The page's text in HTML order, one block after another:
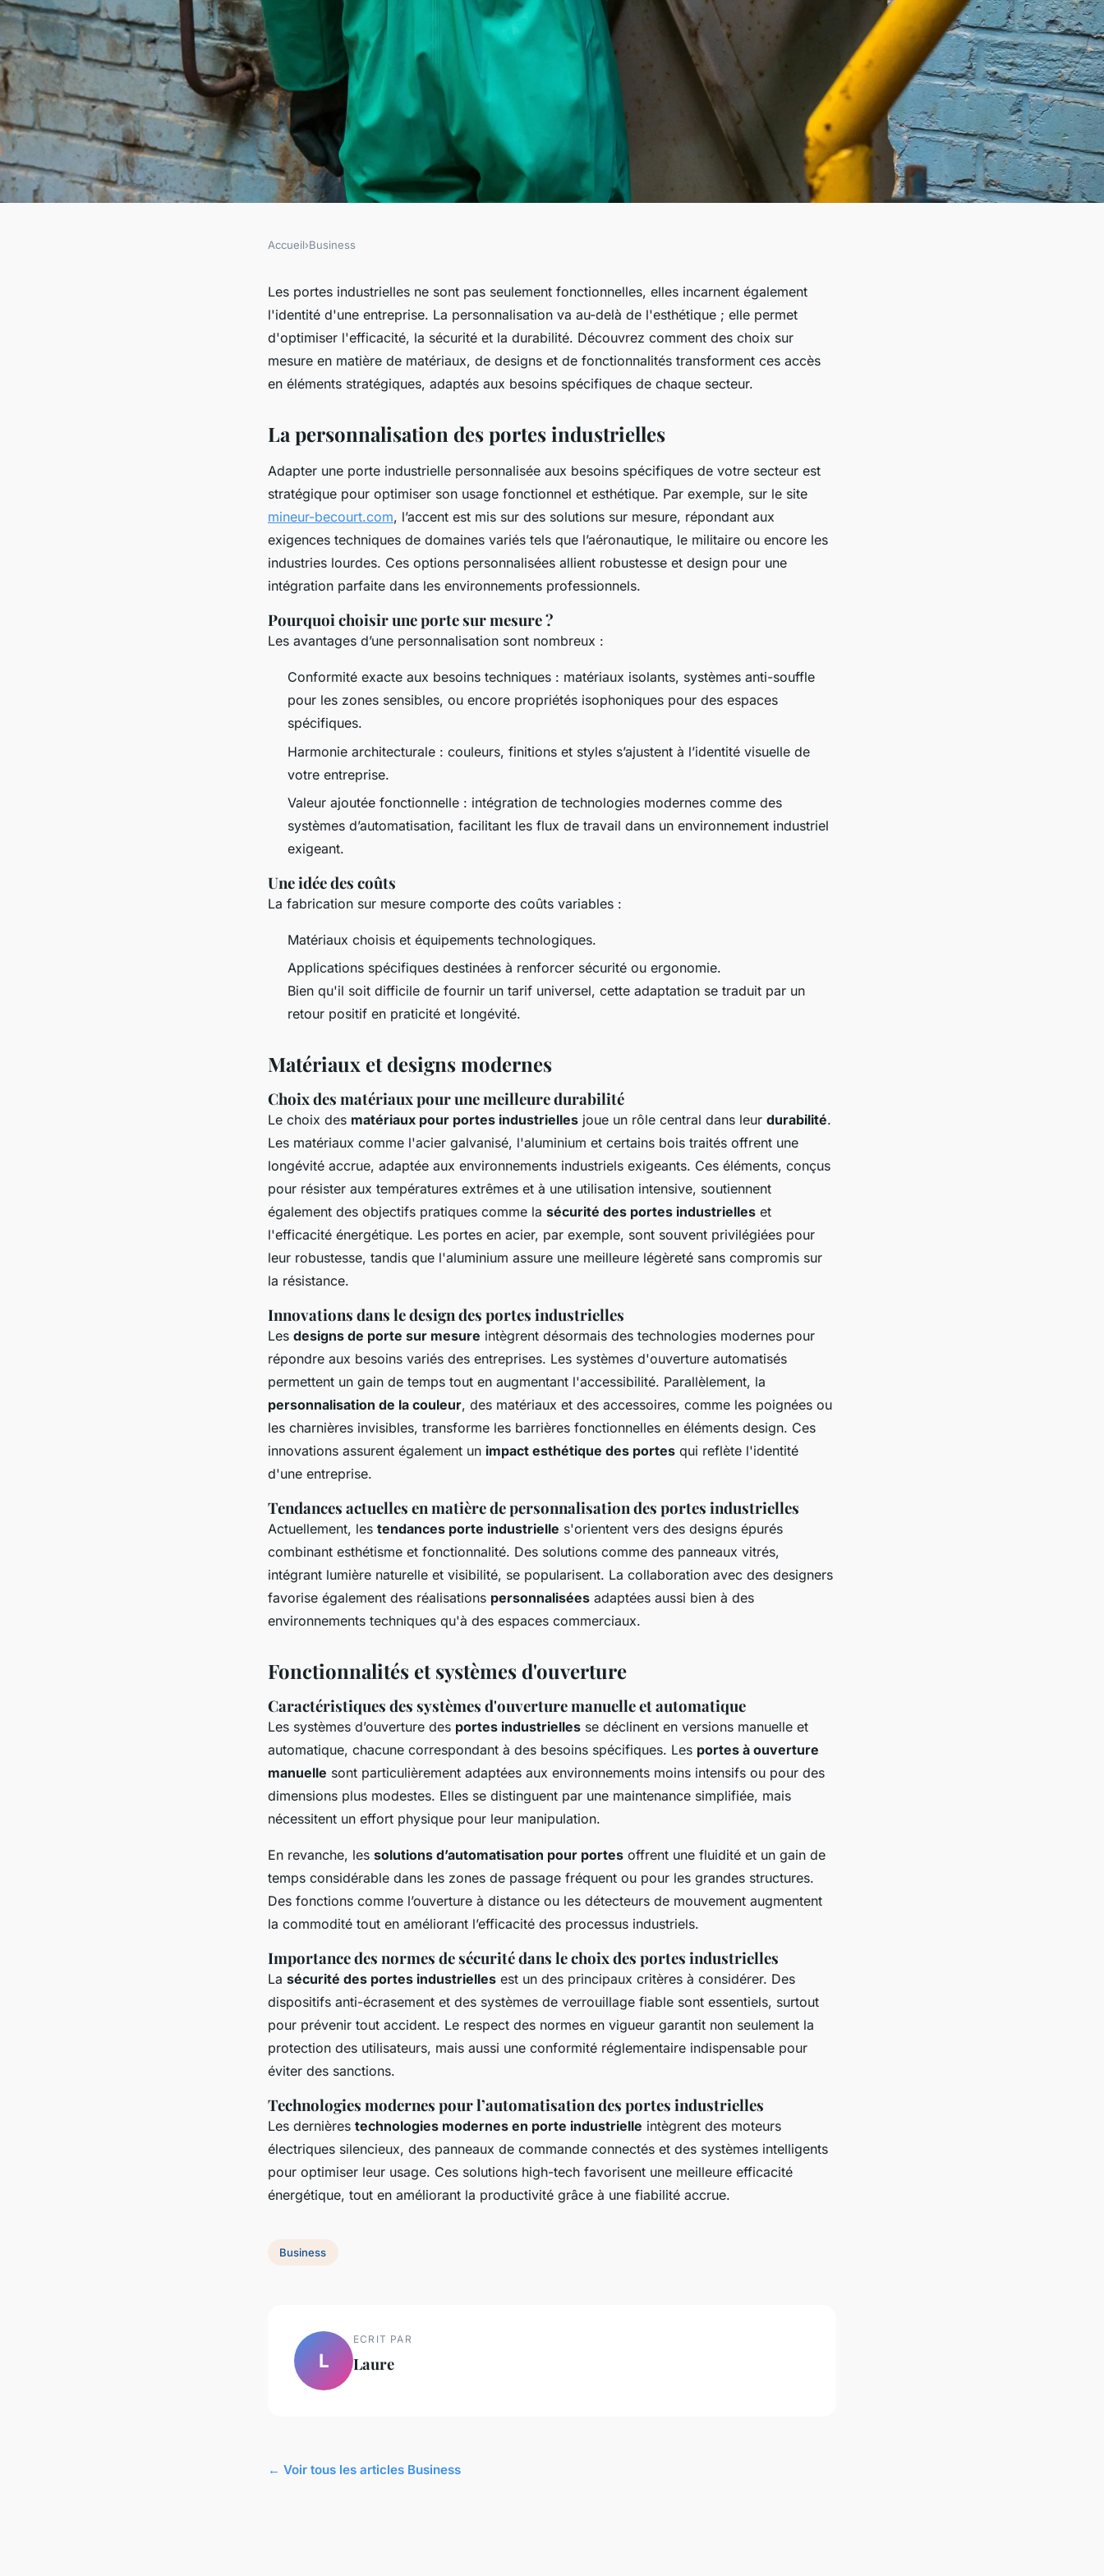
Porte industrielle : l'art de la
personnalisation en action
Accueil›Business
Les portes industrielles ne sont pas seulement fonctionnelles, elles incarnent également
l'identité d'une entreprise. La personnalisation va au-delà de l'esthétique ; elle permet
d'optimiser l'efficacité, la sécurité et la durabilité. Découvrez comment des choix sur
mesure en matière de matériaux, de designs et de fonctionnalités transforment ces accès
en éléments stratégiques, adaptés aux besoins spécifiques de chaque secteur.
La personnalisation des portes industrielles
Adapter une porte industrielle personnalisée aux besoins spécifiques de votre secteur est
stratégique pour optimiser son usage fonctionnel et esthétique. Par exemple, sur le site
mineur-becourt.com, l’accent est mis sur des solutions sur mesure, répondant aux
exigences techniques de domaines variés tels que l’aéronautique, le militaire ou encore les
industries lourdes. Ces options personnalisées allient robustesse et design pour une
intégration parfaite dans les environnements professionnels.
Pourquoi choisir une porte sur mesure ?
Les avantages d’une personnalisation sont nombreux :
Conformité exacte aux besoins techniques : matériaux isolants, systèmes anti-souffle
pour les zones sensibles, ou encore propriétés isophoniques pour des espaces
spécifiques.
Harmonie architecturale : couleurs, finitions et styles s’ajustent à l’identité visuelle de
votre entreprise.
Valeur ajoutée fonctionnelle : intégration de technologies modernes comme des
systèmes d’automatisation, facilitant les flux de travail dans un environnement industriel
exigeant.
Une idée des coûts
La fabrication sur mesure comporte des coûts variables :
Matériaux choisis et équipements technologiques.
Applications spécifiques destinées à renforcer sécurité ou ergonomie.
Bien qu'il soit difficile de fournir un tarif universel, cette adaptation se traduit par un
retour positif en praticité et longévité.
Matériaux et designs modernes
Choix des matériaux pour une meilleure durabilité
Le choix des matériaux pour portes industrielles joue un rôle central dans leur durabilité.
Les matériaux comme l'acier galvanisé, l'aluminium et certains bois traités offrent une
longévité accrue, adaptée aux environnements industriels exigeants. Ces éléments, conçus
pour résister aux températures extrêmes et à une utilisation intensive, soutiennent
également des objectifs pratiques comme la sécurité des portes industrielles et
l'efficacité énergétique. Les portes en acier, par exemple, sont souvent privilégiées pour
leur robustesse, tandis que l'aluminium assure une meilleure légèreté sans compromis sur
la résistance.
Innovations dans le design des portes industrielles
Les designs de porte sur mesure intègrent désormais des technologies modernes pour
répondre aux besoins variés des entreprises. Les systèmes d'ouverture automatisés
permettent un gain de temps tout en augmentant l'accessibilité. Parallèlement, la
personnalisation de la couleur, des matériaux et des accessoires, comme les poignées ou
les charnières invisibles, transforme les barrières fonctionnelles en éléments design. Ces
innovations assurent également un impact esthétique des portes qui reflète l'identité
d'une entreprise.
Tendances actuelles en matière de personnalisation des portes industrielles
Actuellement, les tendances porte industrielle s'orientent vers des designs épurés
combinant esthétisme et fonctionnalité. Des solutions comme des panneaux vitrés,
intégrant lumière naturelle et visibilité, se popularisent. La collaboration avec des designers
favorise également des réalisations personnalisées adaptées aussi bien à des
environnements techniques qu'à des espaces commerciaux.
Fonctionnalités et systèmes d'ouverture
Caractéristiques des systèmes d'ouverture manuelle et automatique
Les systèmes d’ouverture des portes industrielles se déclinent en versions manuelle et
automatique, chacune correspondant à des besoins spécifiques. Les portes à ouverture
manuelle sont particulièrement adaptées aux environnements moins intensifs ou pour des
dimensions plus modestes. Elles se distinguent par une maintenance simplifiée, mais
nécessitent un effort physique pour leur manipulation.
En revanche, les solutions d’automatisation pour portes offrent une fluidité et un gain de
temps considérable dans les zones de passage fréquent ou pour les grandes structures.
Des fonctions comme l’ouverture à distance ou les détecteurs de mouvement augmentent
la commodité tout en améliorant l’efficacité des processus industriels.
Importance des normes de sécurité dans le choix des portes industrielles
La sécurité des portes industrielles est un des principaux critères à considérer. Des
dispositifs anti-écrasement et des systèmes de verrouillage fiable sont essentiels, surtout
pour prévenir tout accident. Le respect des normes en vigueur garantit non seulement la
protection des utilisateurs, mais aussi une conformité réglementaire indispensable pour
éviter des sanctions.
Technologies modernes pour l’automatisation des portes industrielles
Les dernières technologies modernes en porte industrielle intègrent des moteurs
électriques silencieux, des panneaux de commande connectés et des systèmes intelligents
pour optimiser leur usage. Ces solutions high-tech favorisent une meilleure efficacité
énergétique, tout en améliorant la productivité grâce à une fiabilité accrue.
Business
L
ECRIT PAR
Laure
← Voir tous les articles Business